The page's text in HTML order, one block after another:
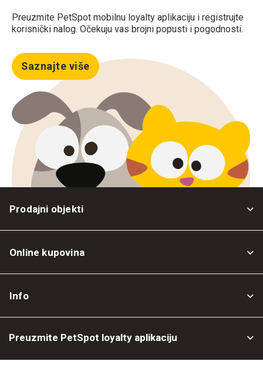
Preuzmite PetSpot mobilnu loyalty aplikaciju i registrujte
korisnički nalog. Očekuju vas brojni popusti i pogodnosti.
Saznajte više
Prodajni objekti
Online kupovina
Info
Preuzmite PetSpot loyalty aplikaciju